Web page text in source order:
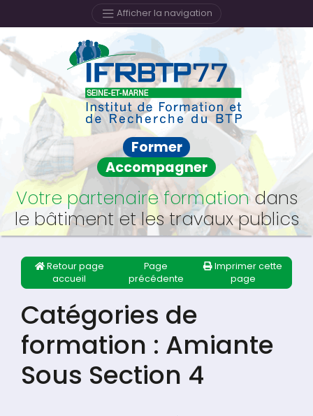
Afficher la navigation
Former
Accompagner
Votre partenaire formationdans
le bâtiment et les travaux publics
Retour page
accueil
Page
précédente
Imprimer cette
page
Catégories de
formation : Amiante
Sous Section 4